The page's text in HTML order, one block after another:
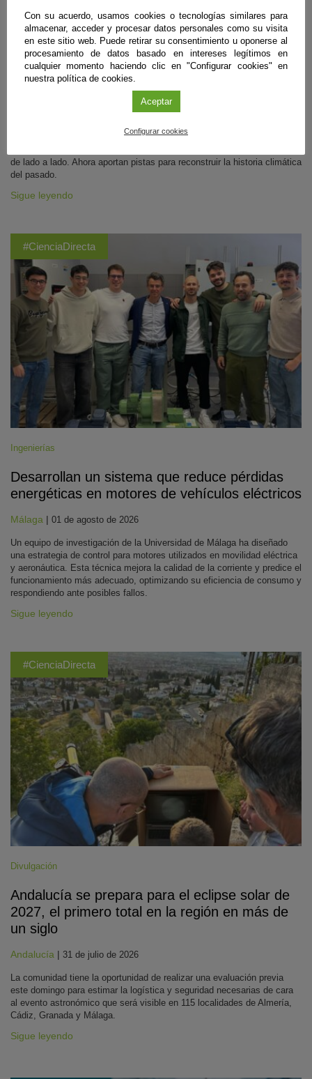
crecimientos horizontales de hace 6,5 millones
de años
Almería,Granada|05 de agosto de 2026
Investigadores de las universidades de Almería y Granada han
identificado en varios puntos cercanos a la capital almeriense
afloramientos de origen marino correspondientes a la época geológica
arrecifes formados a casi 40 metros bajo el nivel del mar, la
de lado a lado. Ahora aportan pistas para reconstruir la historia climática
del pasado.
Sigue leyendo
#CienciaDirecta
Ingenierías
Desarrollan un sistema que reduce pérdidas
energéticas en motores de vehículos eléctricos
Málaga | 01 de agosto de 2026
Un equipo de investigación de la Universidad de Málaga ha diseñado
una estrategia de control para motores utilizados en movilidad eléctrica
y aeronáutica. Esta técnica mejora la calidad de la corriente y predice el
funcionamiento más adecuado, optimizando su eficiencia de consumo y
respondiendo ante posibles fallos.
Sigue leyendo
#CienciaDirecta
Divulgación
Andalucía se prepara para el eclipse solar de
2027, el primero total en la región en más de
un siglo
Andalucía | 31 de julio de 2026
La comunidad tiene la oportunidad de realizar una evaluación previa
este domingo para estimar la logística y seguridad necesarias de cara
al evento astronómico que será visible en 115 localidades de Almería,
Cádiz, Granada y Málaga.
Sigue leyendo
Con su acuerdo, usamos cookies o tecnologías similares para
almacenar, acceder y procesar datos personales como su visita
en este sitio web. Puede retirar su consentimiento u oponerse al
procesamiento de datos basado en intereses legítimos en
cualquier momento haciendo clic en "Configurar cookies" en
nuestra política de cookies.
Aceptar
Configurar cookies